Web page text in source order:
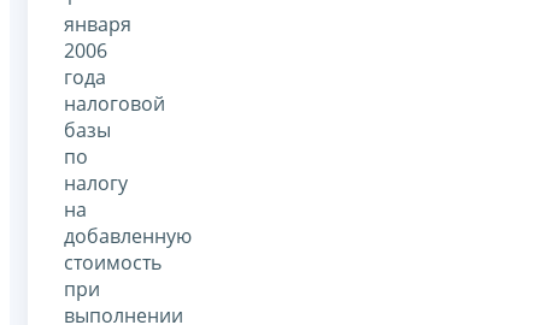
января
2006
года
налоговой
базы
по
налогу
на
добавленную
стоимость
при
выполнении